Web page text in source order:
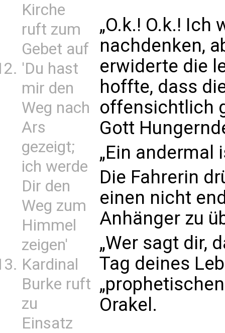
Kirche
ruft zum
Gebet auf
'Du hast
mir den
Weg nach
Ars
gezeigt;
ich werde
Dir den
Weg zum
Himmel
zeigen'
Kardinal
Burke ruft
zu
Einsatz
„O.k.! O.k.! Ich
nachdenken,
erwiderte die
hoffte, dass
offensichtlich
Gott
„Ein andermal
Die Fahrerin
einen nicht
Anhänger zu
„Wer sagt dir,
Tag deines
Orakel.